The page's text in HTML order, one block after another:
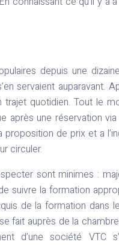
depuis une
servaient auparavant.
trajet quotidien. Tout le
après une réservation
de prix et a
circuler.
sont minimes :
suivre la formation
de la formation dans
fait auprès de la
d’une société VTC